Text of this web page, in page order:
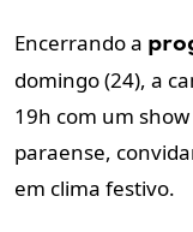
Encerrando a
domingo (24), a
19h com um
paraense,
em clima festivo.